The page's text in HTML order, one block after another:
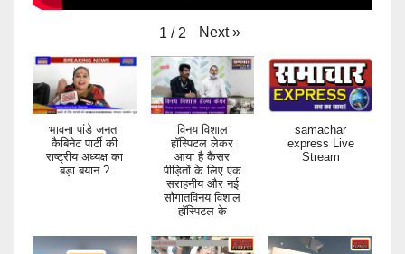
1 / 2 Next »
भावना पांडे जनता
कैबिनेट पार्टी की
राष्ट्रीय अध्यक्ष का
बड़ा बयान ?
विनय विशाल
हॉस्पिटल लेकर
आया है कैंसर
पीड़ितों के लिए एक
सराहनीय और नई
सौगातविनय विशाल
हॉस्पिटल के
samachar
express Live
Stream